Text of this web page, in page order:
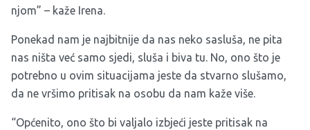
njom” – kaže Irena.
Ponekad nam je najbitnije da nas neko sasluša, ne pita
nas ništa već samo sjedi, sluša i biva tu. No, ono što je
potrebno u ovim situacijama jeste da stvarno slušamo,
da ne vršimo pritisak na osobu da nam kaže više.
“Općenito, ono što bi valjalo izbjeći jeste pritisak na